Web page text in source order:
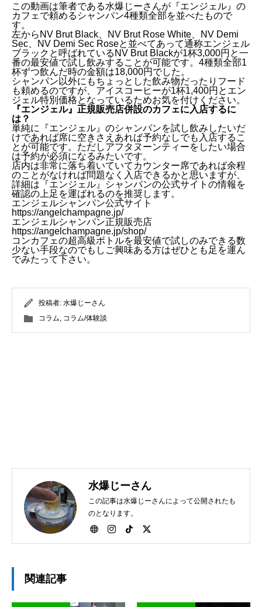
この動画は筆者である水爆じーさんが『エンジェル』の
カフェで頼めるシャンパン4種類全部を並べたもので
す。
左からNV Brut Black、NV Brut Rose White、NV Demi
Sec、NV Demi Sec Roseと並べてあって通称エンジェル
ブラックと呼ばれているNV Brut Blackが1杯3,000円と一
番の最安値で試し飲みすることが可能です。4種類全部1
杯ずつ飲んだ時の金額は18,000円でした。
シャンパン以外にもちょっとした飲み物だったりフード
も頼めるのですが、アイスコーヒーが1杯1,400円とエン
ジェル特別価格となっているためお気を付けください。
『エンジェル』正規販売店併設のカフェに入店するに
は？
単純に『エンジェル』のシャンパンを試し飲みしたいだ
けであれば席に空きさえあれば予約なしでも入店するこ
とが可能です。ただしアフタヌーンティーをしたい場合
は予約が必須になるみたいです。
店内は非常に落ち着いていてカウンター席であれば余程
のことがなければ問題なく入店できるかと思いますが、
詳細は『エンジェル』シャンパンの公式サイトの情報を
確認の上足を運ばれるのを推奨します。
エンジェルシャンパン公式サイト
https://angelchampagne.jp/
エンジェルシャンパン正規販売店
https://angelchampagne.jp/shop/
コンカフェの超高級ボトルを最安値で試しのみできる数
少ない手段なのでもしご興味ある方はぜひとも足を運ん
でみたって下さい。
投稿者: 水爆じーさん
コラム, コラム/体験談
水爆じーさん
この記事は水爆じーさんによって公開されたも
のとなります。
関連記事